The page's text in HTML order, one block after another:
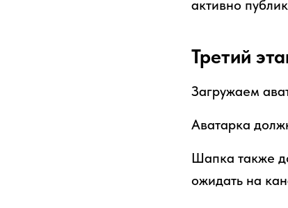
активно
Третий
Загружаем
Аватарка
Шапка также
ожидать на